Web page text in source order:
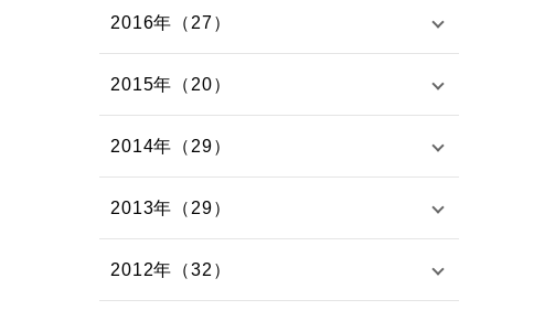
2016年（27）
2015年（20）
2014年（29）
2013年（29）
2012年（32）